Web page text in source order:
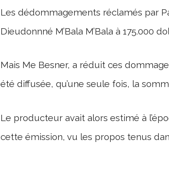
Les dédommagements réclamés par
Dieudonnné M’Bala M’Bala à 175.000
Mais Me Besner, a réduit ces
été diffusée, qu’une seule fois, la
Le producteur avait alors estimé à
cette émission, vu les propos tenus